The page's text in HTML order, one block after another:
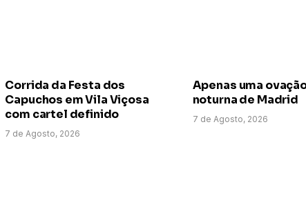
Corrida da Festa dos
Capuchos em Vila Viçosa
com cartel definido
7 de Agosto, 2026
Apenas uma
noturna de Madrid
7 de Agosto, 2026